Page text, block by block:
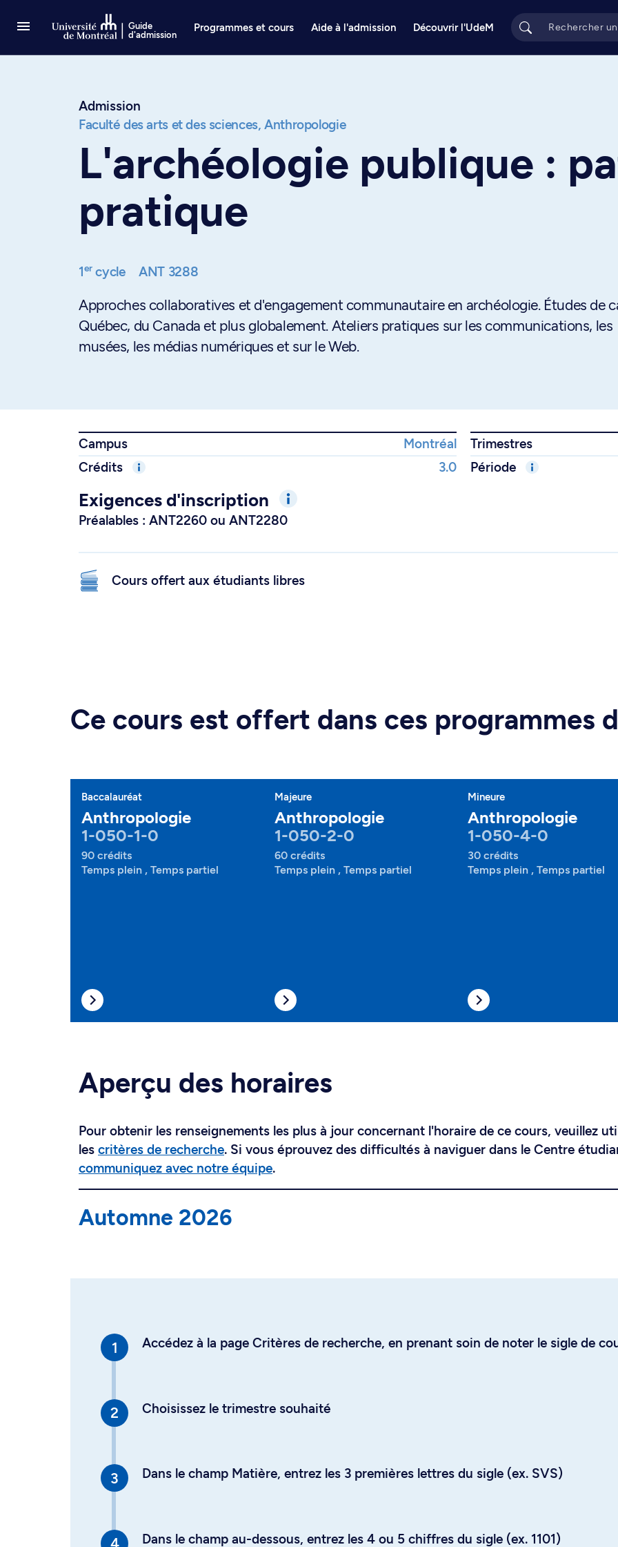
Guide
d'admission
Programmes et cours Aide à l'admission Découvrir l'UdeM
Admission
Faculté des arts et des sciences, Anthropologie
L'archéologie publique :
pratique
1ercycle ANT 3288
Approches collaboratives et d'engagement communautaire en archéologie. Études de
Québec, du Canada et plus globalement. Ateliers pratiques sur les communications, les
musées, les médias numériques et sur le Web.
Campus Montréal Trimestres
Crédits
3.0 Période
Exigences d'inscription
Préalables : ANT2260 ou ANT2280
Cours offert aux étudiants libres
Ce cours est offert dans ces programmes
Baccalauréat
Anthropologie
1-050-1-0
90 crédits
Temps plein , Temps partiel
Majeure
Anthropologie
1-050-2-0
60 crédits
Temps plein , Temps partiel
Mineure
Anthropologie
1-050-4-0
30 crédits
Temps plein , Temps partiel
Aperçu des horaires
Pour obtenir les renseignements les plus à jour concernant l'horaire de ce cours, veuillez
les critères de recherche. Si vous éprouvez des difficultés à naviguer dans le Centre
communiquez avec notre équipe.
Automne 2026
Accédez à la page Critères de recherche, en prenant soin de noter le sigle de
Choisissez le trimestre souhaité
Dans le champ Matière, entrez les 3 premières lettres du sigle (ex. SVS)
Dans le champ au-dessous, entrez les 4 ou 5 chiffres du sigle (ex. 1101)